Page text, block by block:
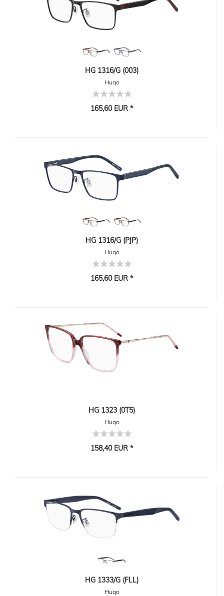
HG 1316/G (003)
Hugo
165,60 EUR *
HG 1316/G (PJP)
Hugo
165,60 EUR *
HG 1323 (0T5)
Hugo
158,40 EUR *
HG 1333/G (FLL)
Hugo